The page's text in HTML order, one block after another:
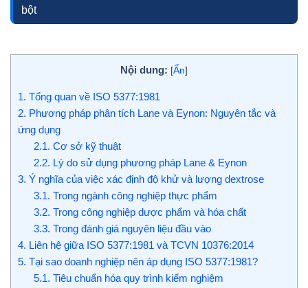
bột
Nội dung: [Ẩn]
1. Tổng quan về ISO 5377:1981
2. Phương pháp phân tích Lane và Eynon: Nguyên tắc và
ứng dụng
2.1. Cơ sở kỹ thuật
2.2. Lý do sử dụng phương pháp Lane & Eynon
3. Ý nghĩa của việc xác định độ khử và lượng dextrose
3.1. Trong ngành công nghiệp thực phẩm
3.2. Trong công nghiệp dược phẩm và hóa chất
3.3. Trong đánh giá nguyên liệu đầu vào
4. Liên hệ giữa ISO 5377:1981 và TCVN 10376:2014
5. Tại sao doanh nghiệp nên áp dụng ISO 5377:1981?
5.1. Tiêu chuẩn hóa quy trình kiểm nghiệm